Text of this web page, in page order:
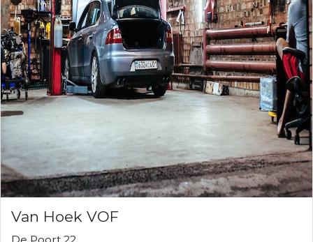
Van Hoek VOF
De Poort 22